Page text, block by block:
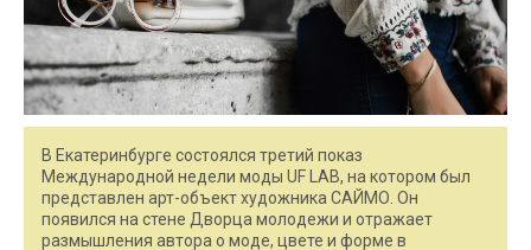
В Екатеринбурге состоялся третий показ
Международной недели моды UF LAB, на котором был
представлен арт-объект художника САЙМО. Он
появился на стене Дворца молодежи и отражает
размышления автора о моде, цвете и форме в